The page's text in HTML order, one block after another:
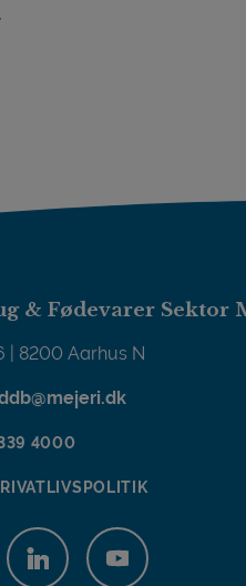
& Fødevarer Sektor
| 8200 Aarhus N
4000